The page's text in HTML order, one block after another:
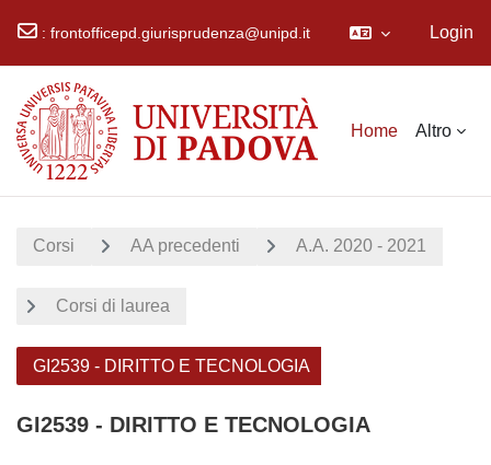
: frontofficepd.giurisprudenza@unipd.it Login
Home Altro
Corsi AA precedenti A.A. 2020 - 2021
Corsi di laurea
GI2539 - DIRITTO E TECNOLOGIA
GI2539 - DIRITTO E TECNOLOGIA